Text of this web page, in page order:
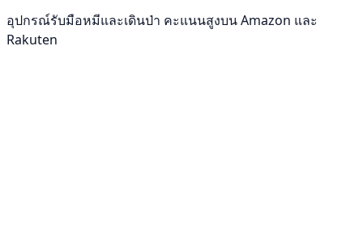
อุปกรณ์รับมือหมีและเดินป่า คะแนนสูงบน Amazon และ
Rakuten